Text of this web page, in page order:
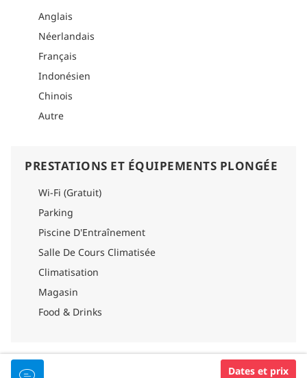
exceptionnelles pour tous les niveaux : épaves mystérieuses,
tombants vertigineux, plongées dérivantes palpitantes,
créatures étranges et rares, jardins coralliens à couper le
souffle et poissons gigantesques.
Anglais
Néerlandais
Français
Indonésien
Chinois
Autre
PRESTATIONS ET ÉQUIPEMENTS PLONGÉE
Wi-Fi (Gratuit)
Parking
Piscine D'Entraînement
Salle De Cours Climatisée
Climatisation
Magasin
Food & Drinks
ÉQUIPEMENTS DU BATEAU DE PLONGÉE
Dates et prix